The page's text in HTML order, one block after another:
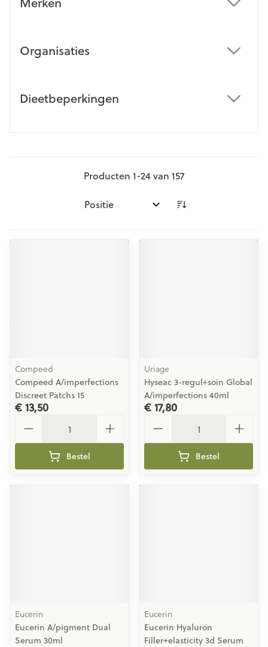
Organisaties
Dieetbeperkingen
Producten 1-24van 157
Sorteer op:
Compeed
Compeed A/imperfections
Discreet Patchs 15
€ 13,50
Bestel
Uriage
Hyseac 3-regul+soin Global
A/imperfections 40ml
€ 17,80
Bestel
Eucerin
Eucerin A/pigment Dual
Serum 30ml
Eucerin
Eucerin Hyaluron
Filler+elasticity 3d Serum